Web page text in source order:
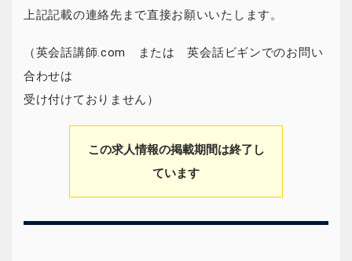
上記記載の連絡先まで直接お願いいたします。
（英会話講師.com または 英会話ビギンでのお問い
合わせは
受け付けておりません）
この求人情報の掲載期間は終了し
ています